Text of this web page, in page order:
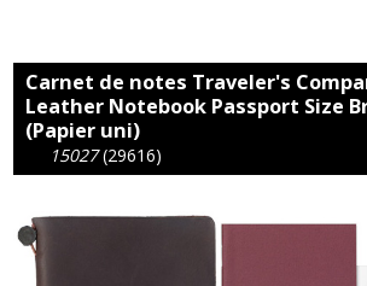
Carnet de notes Traveler's
Leather Notebook Passport Size
(Papier uni)
15027 (29616)